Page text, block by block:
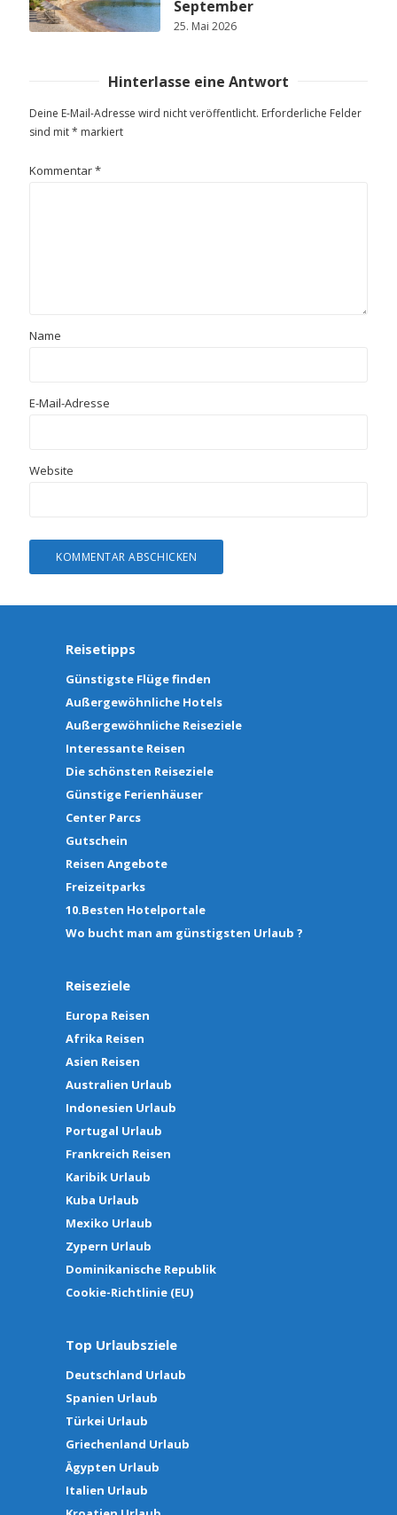
September
25. Mai 2026
Hinterlasse eine Antwort
Deine E-Mail-Adresse wird nicht veröffentlicht. Erforderliche Felder
sind mit* markiert
Kommentar*
Name
E-Mail-Adresse
Website
Reisetipps
Günstigste Flüge finden
Außergewöhnliche Hotels
Außergewöhnliche Reiseziele
Interessante Reisen
Die schönsten Reiseziele
Günstige Ferienhäuser
Center Parcs
Gutschein
Reisen Angebote
Freizeitparks
10.Besten Hotelportale
Wo bucht man am günstigsten Urlaub ?
Reiseziele
Europa Reisen
Afrika Reisen
Asien Reisen
Australien Urlaub
Indonesien Urlaub
Portugal Urlaub
Frankreich Reisen
Karibik Urlaub
Kuba Urlaub
Mexiko Urlaub
Zypern Urlaub
Dominikanische Republik
Cookie-Richtlinie (EU)
Top Urlaubsziele
Deutschland Urlaub
Spanien Urlaub
Türkei Urlaub
Griechenland Urlaub
Ägypten Urlaub
Italien Urlaub